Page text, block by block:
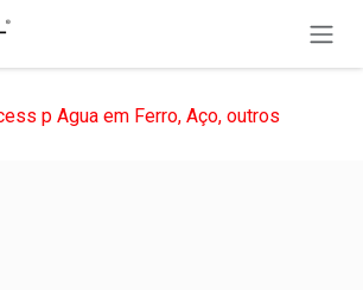
p Agua em Ferro, Aço, outros